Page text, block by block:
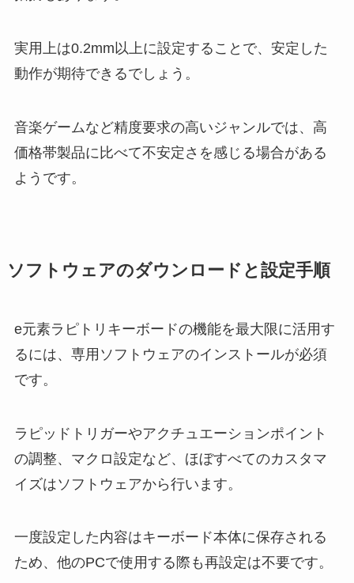
実用上は0.2mm以上に設定することで、安定した
動作が期待できるでしょう。
音楽ゲームなど精度要求の高いジャンルでは、高
価格帯製品に比べて不安定さを感じる場合がある
ようです。
ソフトウェアのダウンロードと設定手順
e元素ラピトリキーボードの機能を最大限に活用す
るには、専用ソフトウェアのインストールが必須
です。
ラピッドトリガーやアクチュエーションポイント
の調整、マクロ設定など、ほぼすべてのカスタマ
イズはソフトウェアから行います。
一度設定した内容はキーボード本体に保存される
ため、他のPCで使用する際も再設定は不要です。